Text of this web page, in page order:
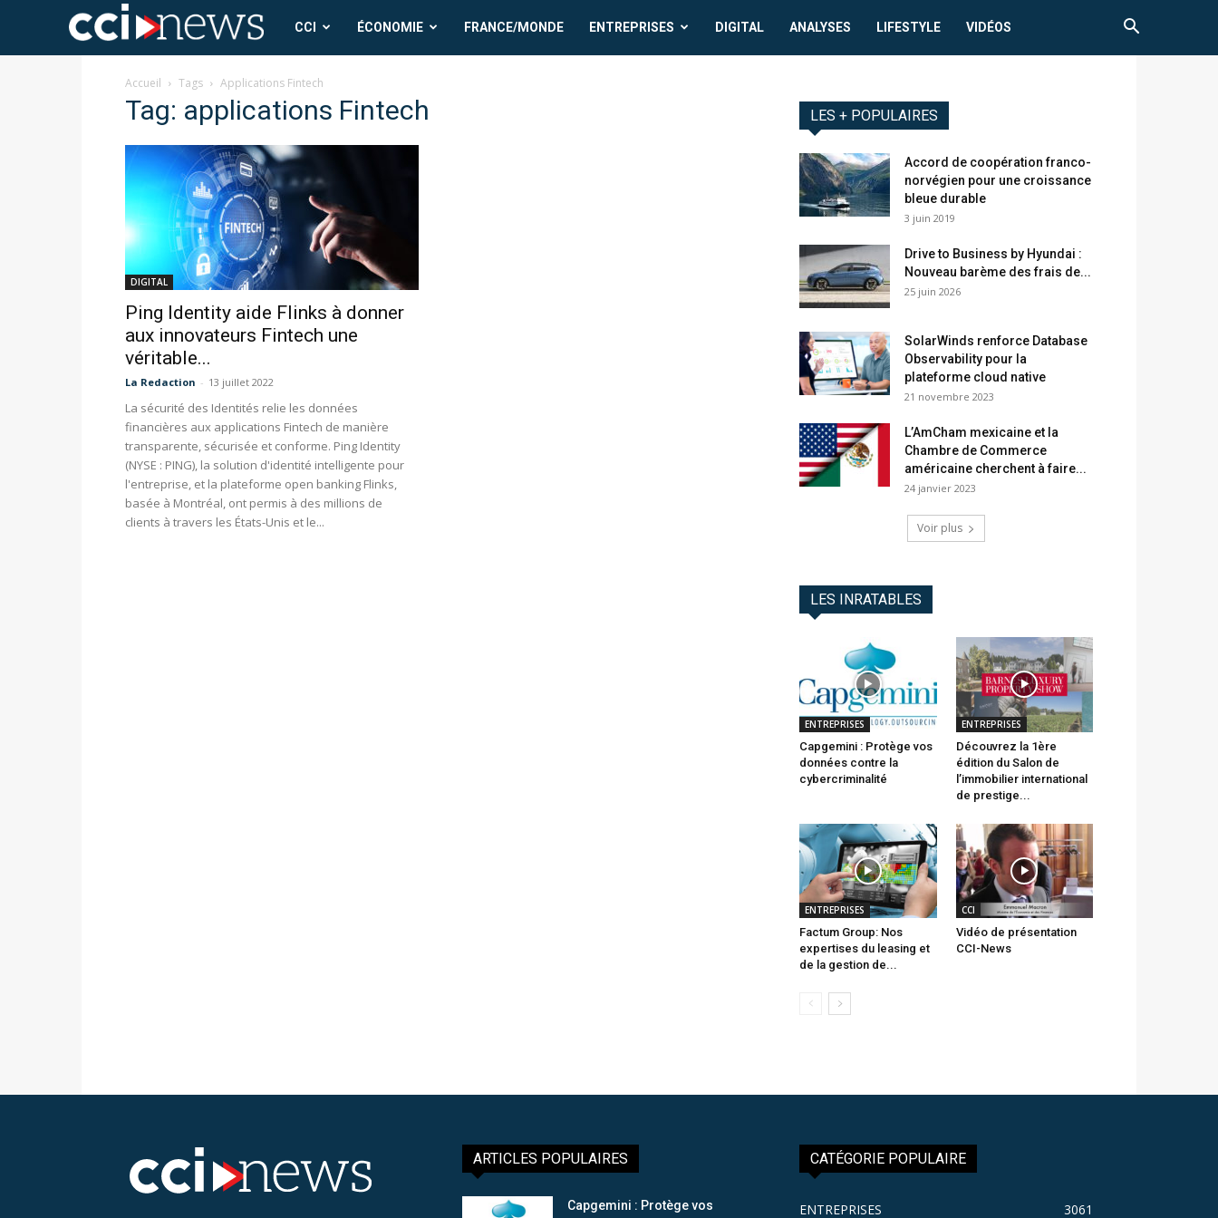
CCI
News
CCI ÉCONOMIE FRANCE/MONDE ENTREPRISES DIGITAL ANALYSES LIFESTYLE VIDÉOS
Accueil Tags Applications Fintech
Tag: applications Fintech
DIGITAL
Ping Identity aide Flinks à donner
aux innovateurs Fintech une
véritable...
La Redaction - 13 juillet 2022
La sécurité des Identités relie les données
financières aux applications Fintech de manière
transparente, sécurisée et conforme. Ping Identity
(NYSE : PING), la solution d'identité intelligente pour
l'entreprise, et la plateforme open banking Flinks,
basée à Montréal, ont permis à des millions de
clients à travers les États-Unis et le...
LES + POPULAIRES
Accord de coopération franco-
norvégien pour une croissance
bleue durable
3 juin 2019
Drive to Business by Hyundai :
Nouveau barème des frais de...
25 juin 2026
SolarWinds renforce Database
Observability pour la
plateforme cloud native
21 novembre 2023
L’AmCham mexicaine et la
Chambre de Commerce
américaine cherchent à faire...
24 janvier 2023
Voir plus
LES INRATABLES
ENTREPRISES
Capgemini : Protège vos
données contre la
cybercriminalité
ENTREPRISES
Découvrez la 1ère
édition du Salon de
l’immobilier international
de prestige...
ENTREPRISES
Factum Group: Nos
expertises du leasing et
de la gestion de...
CCI
Vidéo de présentation
CCI-News
ARTICLES POPULAIRES
Capgemini : Protège vos
CATÉGORIE POPULAIRE
ENTREPRISES 3061